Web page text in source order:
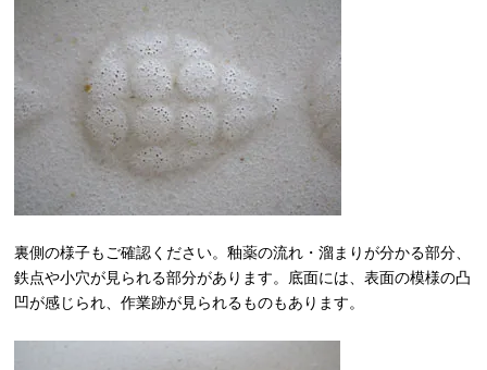
裏側の様子もご確認ください。釉薬の流れ・溜まりが分かる部分、
鉄点や小穴が見られる部分があります。底面には、表面の模様の凸
凹が感じられ、作業跡が見られるものもあります。